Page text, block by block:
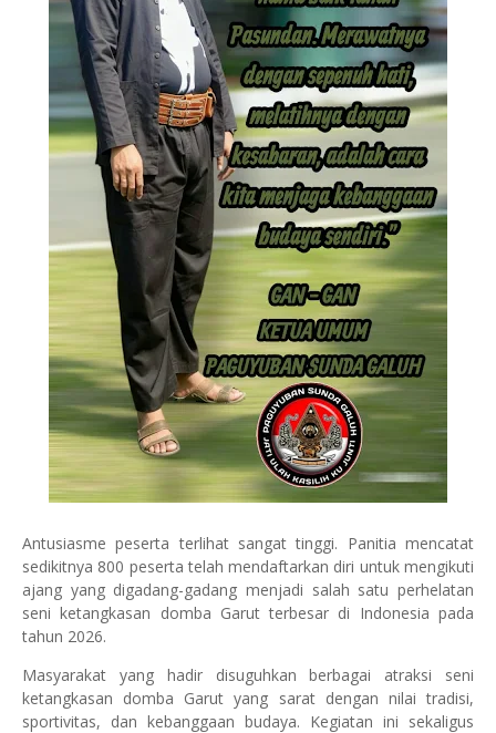
Antusiasme peserta terlihat sangat tinggi. Panitia mencatat
sedikitnya 800 peserta telah mendaftarkan diri untuk mengikuti
ajang yang digadang-gadang menjadi salah satu perhelatan
seni ketangkasan domba Garut terbesar di Indonesia pada
tahun 2026.
Masyarakat yang hadir disuguhkan berbagai atraksi seni
ketangkasan domba Garut yang sarat dengan nilai tradisi,
sportivitas, dan kebanggaan budaya. Kegiatan ini sekaligus